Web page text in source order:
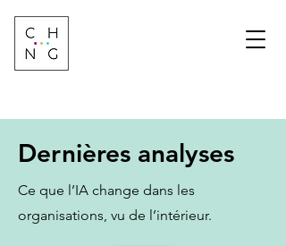
Dernières analyses
Ce que l’IA change dans les
organisations, vu de l’intérieur.